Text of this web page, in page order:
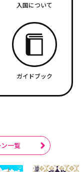
入国について
ガイドブック
一覧